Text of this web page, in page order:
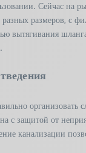
Сейчас на
размеров, с
вытягивания
организовать
с защитой от
канализации